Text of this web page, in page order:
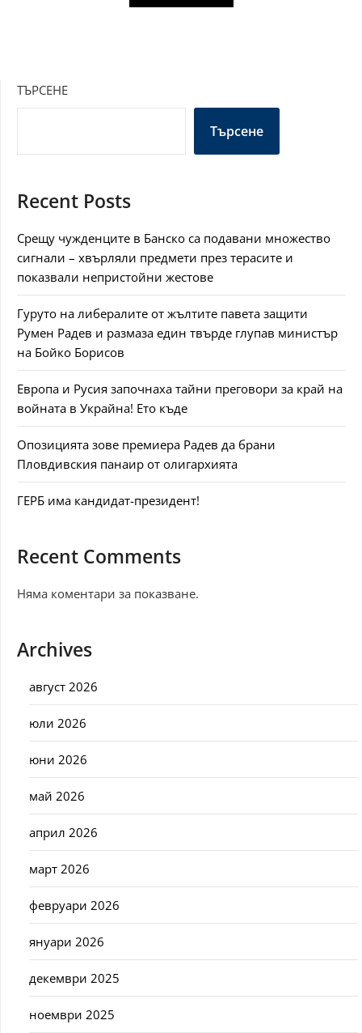
ТЪРСЕНЕ
Търсене
Recent Posts
Срещу чужденците в Банско са подавани множество
сигнали – хвърляли предмети през терасите и
показвали непристойни жестове
Гуруто на либералите от жълтите павета защити
Румен Радев и размаза един твърде глупав министър
на Бойко Борисов
Европа и Русия започнаха тайни преговори за край на
войната в Украйна! Ето къде
Опозицията зове премиера Радев да брани
Пловдивския панаир от олигархията
ГЕРБ има кандидат-президент!
Recent Comments
Няма коментари за показване.
Archives
август 2026
юли 2026
юни 2026
май 2026
април 2026
март 2026
февруари 2026
януари 2026
декември 2025
ноември 2025